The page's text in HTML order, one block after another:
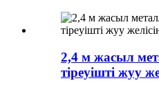
2,4 м жасыл
тіреуішті жуу